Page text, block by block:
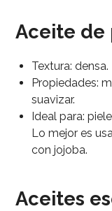
Aceite de
Textura: densa.
Propiedades:
suavizar.
Ideal para:
Lo mejor es
con jojoba.
Aceites